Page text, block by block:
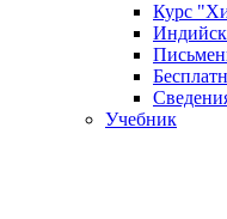
Курс
Учебник